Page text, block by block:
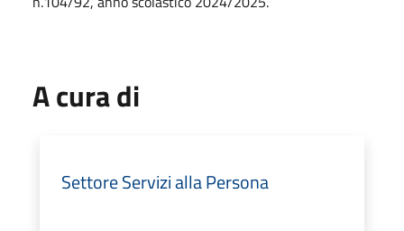
A cura di
Settore Servizi alla Persona